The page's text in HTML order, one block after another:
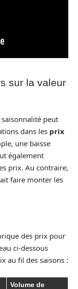
sur la valeur
peut
dans les prix
une baisse
également
prix. Au contraire,
faire monter les
des prix pour
ci-dessous
au fil des saisons :
Volume de